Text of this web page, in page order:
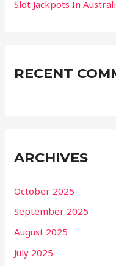
Slot Jackpots In
RECENT
ARCHIVES
October 2025
September 2025
August 2025
July 2025